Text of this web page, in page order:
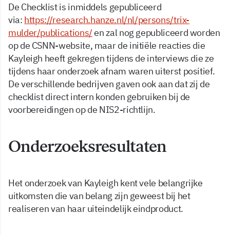
De Checklist is inmiddels gepubliceerd
via: https://research.hanze.nl/nl/persons/trix-
mulder/publications/en zal nog gepubliceerd worden
op de CSNN-website, maar de initiële reacties die
Kayleigh heeft gekregen tijdens de interviews die ze
tijdens haar onderzoek afnam waren uiterst positief.
De verschillende bedrijven gaven ook aan dat zij de
checklist direct intern konden gebruiken bij de
voorbereidingen op de NIS2-richtlijn.
Onderzoeksresultaten
Het onderzoek van Kayleigh kent vele belangrijke
uitkomsten die van belang zijn geweest bij het
realiseren van haar uiteindelijk eindproduct.